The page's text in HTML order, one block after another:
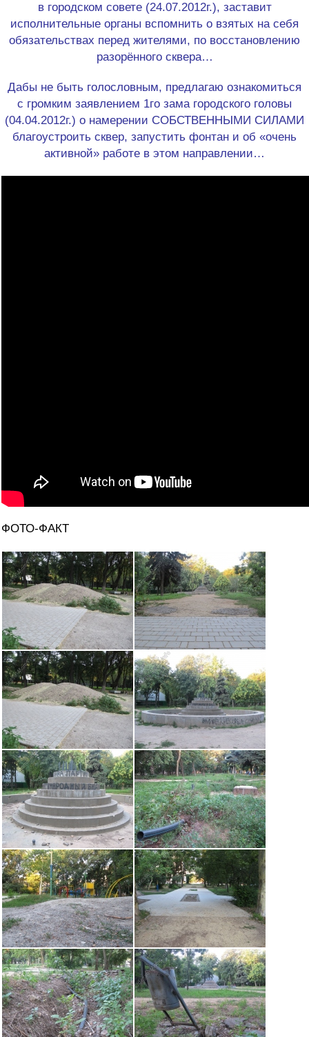
в городском совете (24.07.2012г.), заставит
исполнительные органы вспомнить о взятых на себя
обязательствах перед жителями, по восстановлению
разорённого сквера…
Дабы не быть голословным, предлагаю ознакомиться
с громким заявлением 1го зама городского головы
(04.04.2012г.) о намерении СОБСТВЕННЫМИ СИЛАМИ
благоустроить сквер, запустить фонтан и об «очень
активной» работе в этом направлении…
ФОТО-ФАКТ